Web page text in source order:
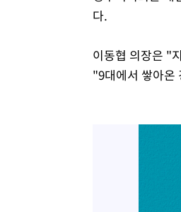
다.
이동협 의장은 "
"9대에서 쌓아온